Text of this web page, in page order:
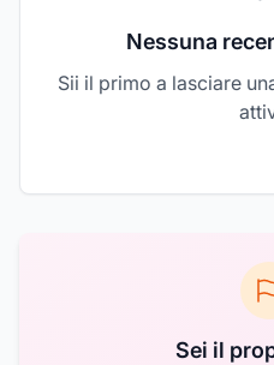
Nessuna
Sii il primo a lasciare
Sei il